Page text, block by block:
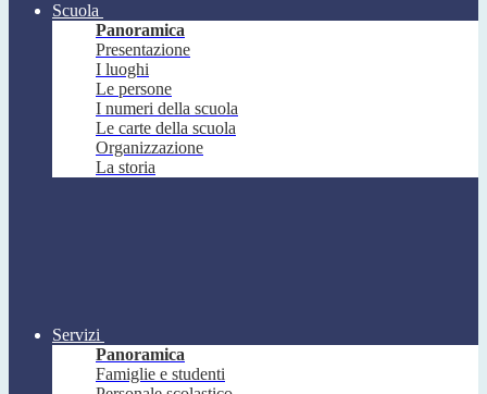
Scuola
Panoramica
Presentazione
I luoghi
Le persone
I numeri della scuola
Le carte della scuola
Organizzazione
La storia
Servizi
Panoramica
Famiglie e studenti